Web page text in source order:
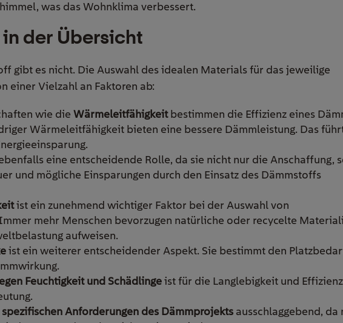
was das Wohnklima verbessert.
der Übersicht
gibt es nicht. Die Auswahl des idealen Materials für das jeweilige
einer Vielzahl an Faktoren ab:
wie die Wärmeleitfähigkeitbestimmen die Effizienz eines
Wärmeleitfähigkeit bieten eine bessere Dämmleistung. Das
eine entscheidende Rolle, da sie nicht nur die Anschaffung,
und mögliche Einsparungen durch den Einsatz des Dämmstoffs
ist ein zunehmend wichtiger Faktor bei der Auswahl von
mehr Menschen bevorzugen natürliche oder recycelte
aufweisen.
ist ein weiterer entscheidender Aspekt. Sie bestimmt den
Feuchtigkeit und Schädlingeist für die Langlebigkeit und
spezifischen Anforderungen des Dämmprojekts ausschlaggebend, da